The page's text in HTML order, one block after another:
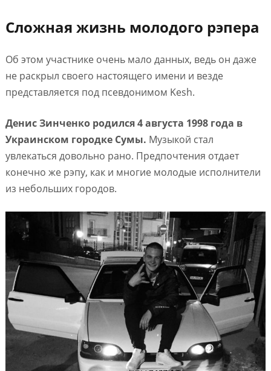
Сложная жизнь молодого рэпера
Об этом участнике очень мало данных, ведь он даже
не раскрыл своего настоящего имени и везде
представляется под псевдонимом Kesh.
Денис Зинченко родился 4 августа 1998 года в
Украинском городке Сумы. Музыкой стал
увлекаться довольно рано. Предпочтения отдает
конечно же рэпу, как и многие молодые исполнители
из небольших городов.